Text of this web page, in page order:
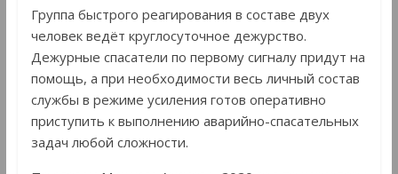
Группа быстрого реагирования в составе двух
человек ведёт круглосуточное дежурство.
Дежурные спасатели по первому сигналу придут на
помощь, а при необходимости весь личный состав
службы в режиме усиления готов оперативно
приступить к выполнению аварийно-спасательных
задач любой сложности.